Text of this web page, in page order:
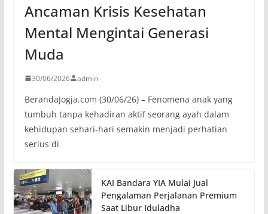
Ancaman Krisis Kesehatan
Mental Mengintai Generasi
Muda
30/06/2026 admin
BerandaJogja.com (30/06/26) – Fenomena anak yang
tumbuh tanpa kehadiran aktif seorang ayah dalam
kehidupan sehari-hari semakin menjadi perhatian
serius di
KAI Bandara YIA Mulai Jual
Pengalaman Perjalanan Premium
Saat Libur Iduladha